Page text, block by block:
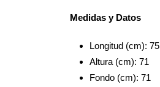
Medidas y Datos
Longitud (cm): 75
Altura (cm): 71
Fondo (cm): 71